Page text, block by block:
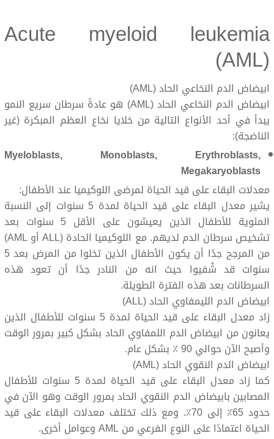
Acute myeloid leukemia
(AML)
ابيضاض الدم النخاعي الحاد (AML)
ابيضاض الدم النخاعي الحاد (AML) هو عادةً سرطان سريع النمو
يبدأ في أحد الأنواع التالية من خلايا نخاع العظم المبكرة (غير
الناضجة):
Myeloblasts, Monoblasts, Erythroblasts,
Megakaryoblasts
معدلات البقاء على قيد الحياة لمرضى اللوكيميا عند الأطفال:
يشير معدل البقاء على قيد الحياة لمدة 5 سنوات إلى النسبة
المئوية للأطفال الذين يعيشون على الأقل 5 سنوات بعد
تشخيص سرطان الدم لديهم. مع اللوكيميا الحادة (ALL أو AML)
من المرجح جدًا أن يكون الأطفال الذين تخلوا من المرض بعد 5
سنوات قد شُفيوا حيث انه من النادر جدًا أن تعود هذه
السرطانات بعد هذه الفترة الطويلة.
ابيضاض الدم الليمفاوي الحاد (ALL)
زاد معدل البقاء على قيد الحياة لمدة 5 سنوات للأطفال الذين
يعانون من ابيضاض الدم اللمفاوي الحاد بشكل كبير بمرور الوقت
وأصبح الآن حوالي 90 ٪ بشكل عام.
ابيضاض الدم النقوي الحاد (AML)
كما زاد معدل البقاء على قيد الحياة لمدة 5 سنوات للأطفال
المصابين بابيضاض الدم النقوي الحاد بمرور الوقت وهو الآن في
حدود 65٪ إلى 70٪. ومع ذلك تختلف معدلات البقاء على قيد
الحياة اعتمادًا على النوع الفرعي من AML وعوامل أخرى.